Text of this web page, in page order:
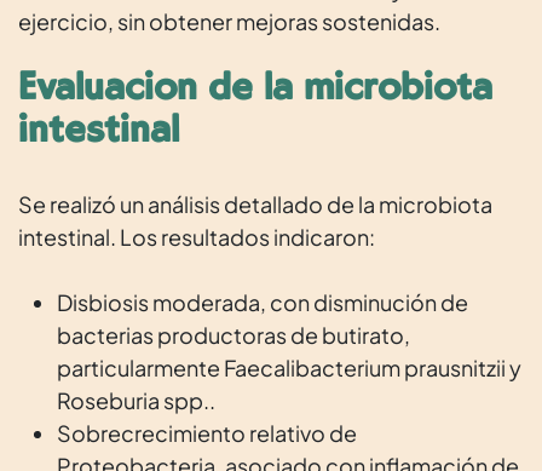
ejercicio, sin obtener mejoras sostenidas.
Evaluación de la microbiota
intestinal
Se realizó un análisis detallado de la microbiota
intestinal. Los resultados indicaron:
Disbiosis moderada, con disminución de
bacterias productoras de butirato,
particularmente Faecalibacterium prausnitzii y
Roseburia spp..
Sobrecrecimiento relativo de